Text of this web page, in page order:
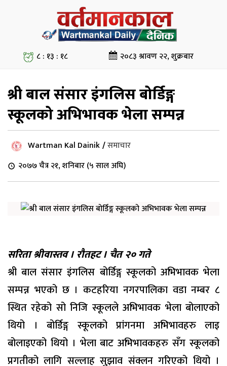
८ : १३ : १८ २०८३ श्रावण २२, शुक्रबार
श्री बाल संसार इंगलिस बोर्डिङ्ग
स्कूलको अभिभावक भेला सम्पन्न
Wartman Kal Dainik/समाचार
२०७७ चैत्र २१, शनिबार (५ साल अघि)
सरिता श्रीवास्तव । रौतहट । चैत २० गते
श्री बाल संसार इंगलिस बोर्डिङ्ग स्कूलको अभिभावक भेला
सम्पन्न भएको छ । कटहरिया नगरपालिका वडा नम्बर ८
स्थित रहेको सो निजि स्कूलले अभिभावक भेला बोलाएको
थियो । बोर्डिङ्ग स्कूलको प्रांगनमा अभिभावहरु लाइ
बोलाइएको थियो । भेला बाट अभिभावकहरु सँग स्कूलको
प्रगतीको लागि सल्लाह सुझाव संक्लन गरिएको थियो ।